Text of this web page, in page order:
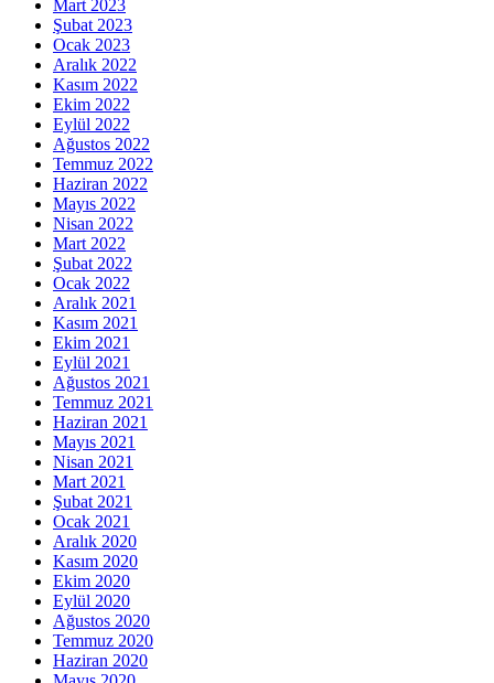
Mart 2023
Şubat 2023
Ocak 2023
Aralık 2022
Kasım 2022
Ekim 2022
Eylül 2022
Ağustos 2022
Temmuz 2022
Haziran 2022
Mayıs 2022
Nisan 2022
Mart 2022
Şubat 2022
Ocak 2022
Aralık 2021
Kasım 2021
Ekim 2021
Eylül 2021
Ağustos 2021
Temmuz 2021
Haziran 2021
Mayıs 2021
Nisan 2021
Mart 2021
Şubat 2021
Ocak 2021
Aralık 2020
Kasım 2020
Ekim 2020
Eylül 2020
Ağustos 2020
Temmuz 2020
Haziran 2020